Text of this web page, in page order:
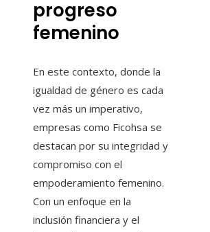
progreso
femenino
En este contexto, donde la
igualdad de género es cada
vez más un imperativo,
empresas como Ficohsa se
destacan por su integridad y
compromiso con el
empoderamiento femenino.
Con un enfoque en la
inclusión financiera y el